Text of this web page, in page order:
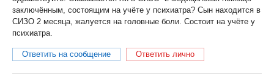
заключённым, состоящим на учёте у психиатра? Сын находится в
СИЗО 2 месяца, жалуется на головные боли. Состоит на учёте у
психиатра.
Ответить на сообщение Ответить лично